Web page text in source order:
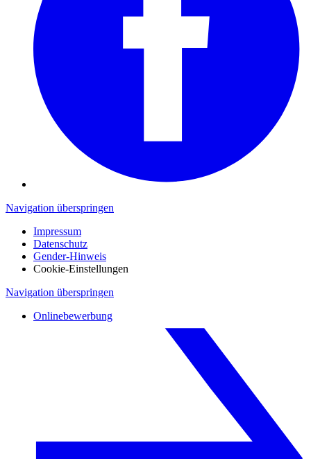
Navigation überspringen
Impressum
Datenschutz
Gender-Hinweis
Cookie-Einstellungen
Navigation überspringen
Onlinebewerbung